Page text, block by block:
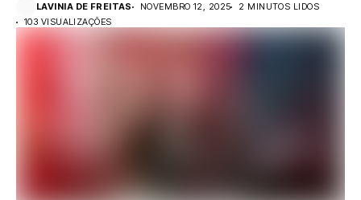
LAVINIA DE FREITAS NOVEMBRO 12, 2025
2 MINUTOS LIDOS
103 VISUALIZAÇÕES